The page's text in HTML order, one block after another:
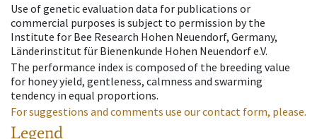
Use of genetic evaluation data for publications or
commercial purposes is subject to permission by the
Institute for Bee Research Hohen Neuendorf, Germany,
Länderinstitut für Bienenkunde Hohen Neuendorf e.V.
The performance index is composed of the breeding value
for honey yield, gentleness, calmness and swarming
tendency in equal proportions.
For suggestions and comments use our contact form, please.
Legend